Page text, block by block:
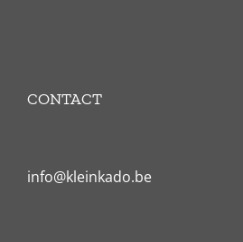
CONTACT
info@kleinkado.be